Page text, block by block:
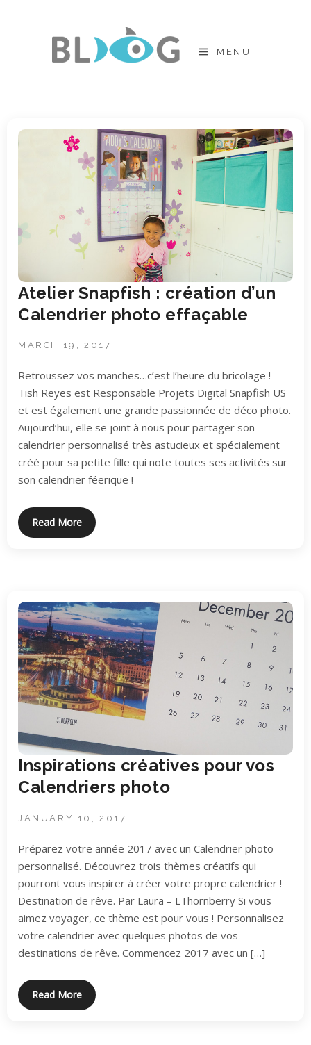
MENU
Atelier Snapfish : création d’un
Calendrier photo effaçable
MARCH 19, 2017
Retroussez vos manches…c’est l’heure du bricolage !
Tish Reyes est Responsable Projets Digital Snapfish US
et est également une grande passionnée de déco photo.
Aujourd’hui, elle se joint à nous pour partager son
calendrier personnalisé très astucieux et spécialement
créé pour sa petite fille qui note toutes ses activités sur
son calendrier féerique !
Read More
Inspirations créatives pour vos
Calendriers photo
JANUARY 10, 2017
Préparez votre année 2017 avec un Calendrier photo
personnalisé. Découvrez trois thèmes créatifs qui
pourront vous inspirer à créer votre propre calendrier !
Destination de rêve. Par Laura – LThornberry Si vous
aimez voyager, ce thème est pour vous ! Personnalisez
votre calendrier avec quelques photos de vos
destinations de rêve. Commencez 2017 avec un […]
Read More